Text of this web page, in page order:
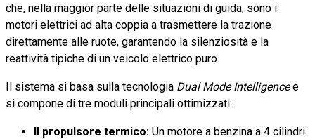
che, nella maggior parte delle situazioni di guida, sono i
motori elettrici ad alta coppia a trasmettere la trazione
direttamente alle ruote, garantendo la silenziosità e la
reattività tipiche di un veicolo elettrico puro.
Il sistema si basa sulla tecnologia Dual Mode Intelligencee
si compone di tre moduli principali ottimizzati:
Il propulsore termico: Un motore a benzina a 4 cilindri